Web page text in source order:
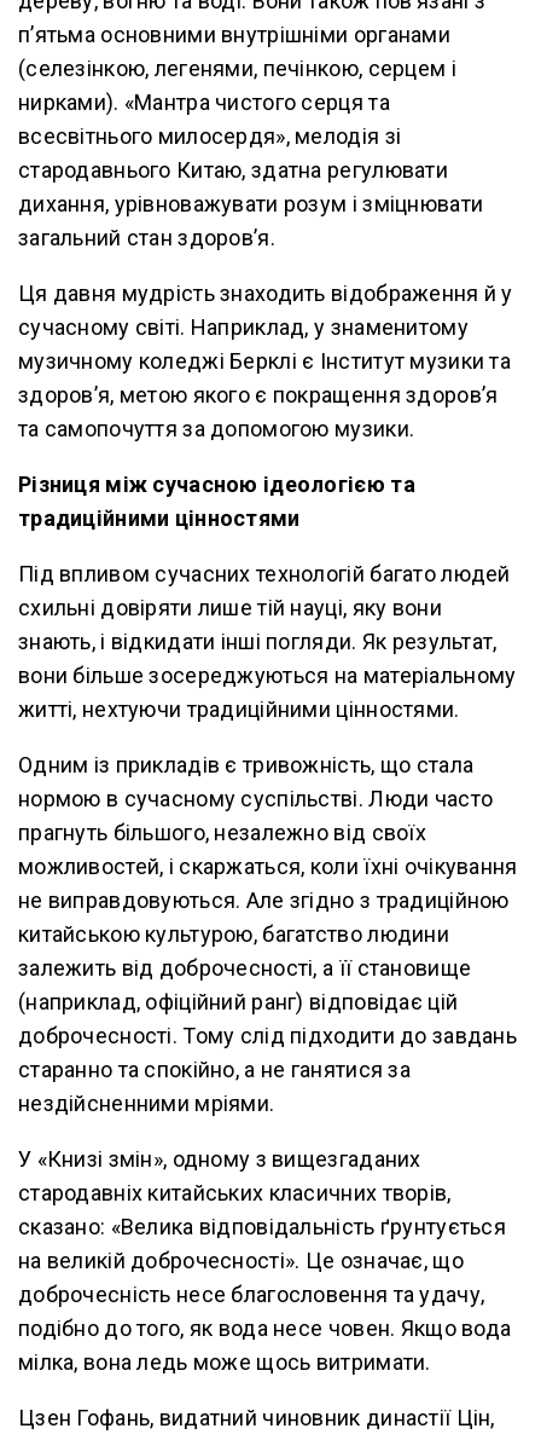
п’ятьма основними внутрішніми органами
(селезінкою, легенями, печінкою, серцем і
нирками). «Мантра чистого серця та
всесвітнього милосердя», мелодія зі
стародавнього Китаю, здатна регулювати
дихання, урівноважувати розум і зміцнювати
загальний стан здоров’я.
Ця давня мудрість знаходить відображення й у
сучасному світі. Наприклад, у знаменитому
музичному коледжі Берклі є Інститут музики та
здоров’я, метою якого є покращення здоров’я
та самопочуття за допомогою музики.
Різниця між сучасною ідеологією та
традиційними цінностями
Під впливом сучасних технологій багато людей
схильні довіряти лише тій науці, яку вони
знають, і відкидати інші погляди. Як результат,
вони більше зосереджуються на матеріальному
житті, нехтуючи традиційними цінностями.
Одним із прикладів є тривожність, що стала
нормою в сучасному суспільстві. Люди часто
прагнуть більшого, незалежно від своїх
можливостей, і скаржаться, коли їхні очікування
не виправдовуються. Але згідно з традиційною
китайською культурою, багатство людини
залежить від доброчесності, а її становище
(наприклад, офіційний ранг) відповідає цій
доброчесності. Тому слід підходити до завдань
старанно та спокійно, а не ганятися за
нездійсненними мріями.
У «Книзі змін», одному з вищезгаданих
стародавніх китайських класичних творів,
сказано: «Велика відповідальність ґрунтується
на великій доброчесності». Це означає, що
доброчесність несе благословення та удачу,
подібно до того, як вода несе човен. Якщо вода
мілка, вона ледь може щось витримати.
Цзен Гофань, видатний чиновник династії Цін,